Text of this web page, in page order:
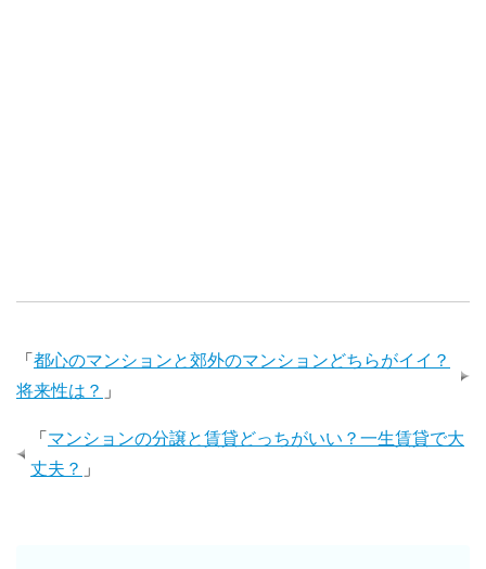
「 都心のマンションと郊外のマンションどちらがイイ？
将来性は？ 」
「 マンションの分譲と賃貸どっちがいい？一生賃貸で大
丈夫？ 」